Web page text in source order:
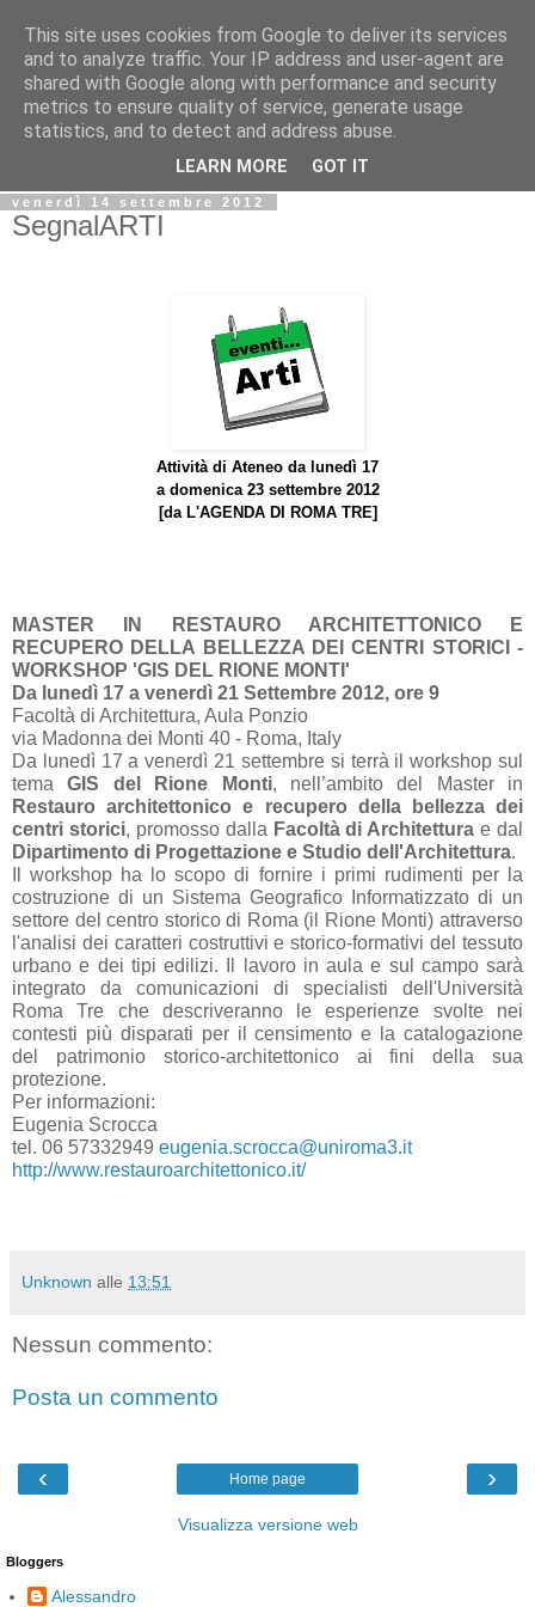
Biblio@rti in
Il Blog della Biblioteca di Area delle arti per condividere
informazioni iniziative incontri
venerdì 14 settembre 2012
SegnalARTI
Attività di Ateneo da lunedì 17
a domenica 23 settembre 2012
[da L'AGENDA DI ROMA TRE]
MASTER IN RESTAURO ARCHITETTONICO E
RECUPERO DELLA BELLEZZA DEI CENTRI STORICI -
WORKSHOP 'GIS DEL RIONE MONTI'
Da lunedì 17 a venerdì 21 Settembre 2012, ore 9
Facoltà di Architettura, Aula Ponzio
via Madonna dei Monti 40 - Roma, Italy
Da lunedì 17 a venerdì 21 settembre si terrà il workshop sul
temaGIS del Rione Monti, nell’ambito del Master in
Restauro architettonico e recupero della bellezza dei
centri storici, promosso dalla Facoltà di Architetturae dal
Dipartimento di Progettazione e Studio dell'Architettura.
Il workshop ha lo scopo di fornire i primi rudimenti per la
costruzione di un Sistema Geografico Informatizzato di un
settore del centro storico di Roma (il Rione Monti) attraverso
l'analisi dei caratteri costruttivi e storico-formativi del tessuto
urbano e dei tipi edilizi. Il lavoro in aula e sul campo sarà
integrato da comunicazioni di specialisti dell'Università
Roma Tre che descriveranno le esperienze svolte nei
contesti più disparati per il censimento e la catalogazione
del patrimonio storico-architettonico ai fini della sua
protezione.
Per informazioni:
Eugenia Scrocca
tel. 06 57332949 eugenia.scrocca@uniroma3.it
http://www.restauroarchitettonico.it/
Unknown alle 13:51
Nessun commento:
Posta un commento
‹ ›
Home page
Visualizza versione web
Bloggers
Alessandro
This site uses cookies from Google to deliver its services
and to analyze traffic. Your IP address and user-agent are
shared with Google along with performance and security
metrics to ensure quality of service, generate usage
statistics, and to detect and address abuse.
LEARN MORE GOT IT